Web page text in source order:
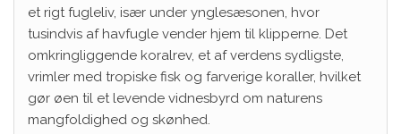
et rigt fugleliv, især under ynglesæsonen, hvor
tusindvis af havfugle vender hjem til klipperne. Det
omkringliggende koralrev, et af verdens sydligste,
vrimler med tropiske fisk og farverige koraller, hvilket
gør øen til et levende vidnesbyrd om naturens
mangfoldighed og skønhed.